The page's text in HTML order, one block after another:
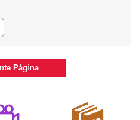
Página